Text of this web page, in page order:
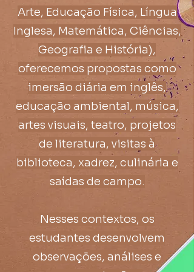
Arte, Educação Física, Língua
Inglesa, Matemática, Ciências,
Geografia e História),
oferecemos propostas como
imersão diária em inglês,
educação ambiental, música,
artes visuais, teatro, projetos
de literatura, visitas à
biblioteca, xadrez, culinária e
saídas de campo.
Nesses contextos, os
estudantes desenvolvem
observações, análises e